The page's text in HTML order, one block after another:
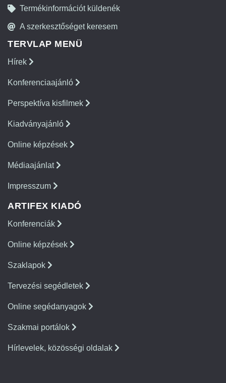
Termékinformációt küldenék
A szerkesztőséget keresem
TERVLAP MENÜ
Hírek
Konferenciaajánló
Perspektíva kisfilmek
Kiadványajánló
Online képzések
Médiaajánlat
Impresszum
ARTIFEX KIADÓ
Konferenciák
Online képzések
Szaklapok
Tervezési segédletek
Online segédanyagok
Szakmai portálok
Hírlevelek, közösségi oldalak